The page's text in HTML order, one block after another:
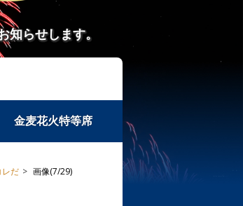
らせします。
金麦花火特等席
レだ 画像(7/29)